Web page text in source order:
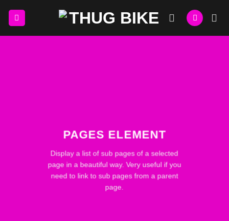
PAGES ELEMENT
Display a list of sub pages of a selected
page in a beautiful way. Very useful if you
need to link to sub pages from a parent
page.